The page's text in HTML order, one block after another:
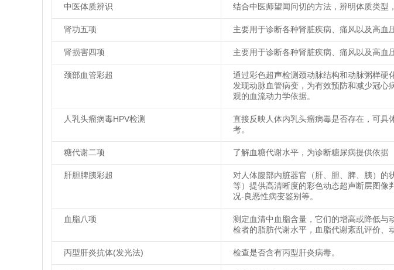
中医体质辨识 结合中医师望闻问切的方法，辨明体质类型
肾功五项 主要用于诊断各种肾脏疾病、痛风以及高血
肾损害四项 主要用于诊断各种肾脏疾病、痛风以及高血
颈部血管彩超
通过彩色超声检测颈动脉结构和动脉粥样硬
发现动脉血管病变，为有效预防和减少冠心
观的血流动力学依据。
人乳头瘤病毒HPV检测
直接反映人体内乳头瘤病毒是否存在，可具
考。
糖代谢二项 了解血糖代谢水平，为诊断糖尿病提供依据
肝胆脾胰彩超
对人体腹部内脏器官（肝、胆、脾、胰）
等）提供高清晰度的彩色动态超声断层图像
况-良恶性病变鉴别等。
血脂八项
测定血清中血脂含量，它们的增高或降低与
检者的脂肪代谢水平，血脂代谢紊乱评价、
丙型肝炎抗体(发光法) 检查是否含有丙型肝炎病毒。